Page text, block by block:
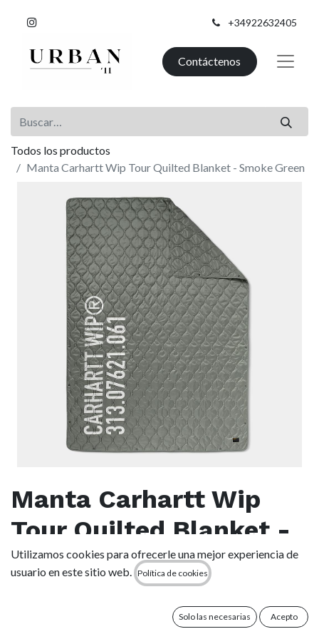
+34922632405
Contáctenos
Todos los productos
Manta Carhartt Wip Tour Quilted Blanket - Smoke Green
Manta Carhartt Wip
Tour Quilted Blanket -
Smoke Green
Utilizamos cookies para ofrecerle una mejor experiencia de
usuario en este sitio web.
Política de cookies
Solo las necesarias Acepto